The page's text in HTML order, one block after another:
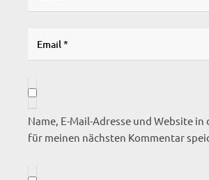
Name, E-Mail-Adresse und Website
für meinen nächsten Kommentar